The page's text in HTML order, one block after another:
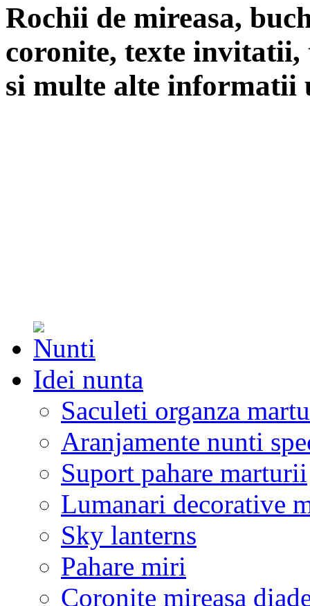
Rochii de mireasa,
coronite, texte
si multe alte informatii
Idei nunta
Saculeti organza
Aranjamente nunti
Suport pahare marturii
Lumanari decorative
Sky lanterns
Pahare miri
Coronite mireasa